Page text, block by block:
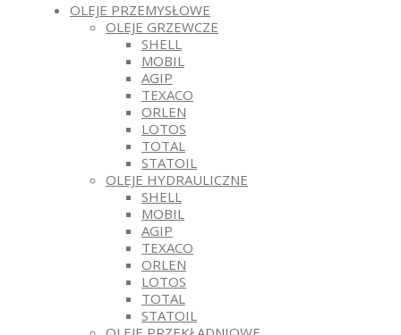
OLEJE PRZEMYSŁOWE
OLEJE GRZEWCZE
SHELL
MOBIL
AGIP
TEXACO
ORLEN
LOTOS
TOTAL
STATOIL
OLEJE HYDRAULICZNE
SHELL
MOBIL
AGIP
TEXACO
ORLEN
LOTOS
TOTAL
STATOIL